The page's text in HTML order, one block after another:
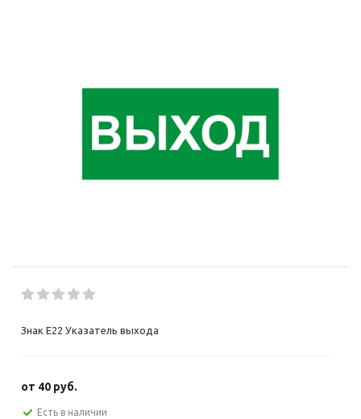
Знак E22 Указатель выхода
от 40 руб.
Есть в наличии